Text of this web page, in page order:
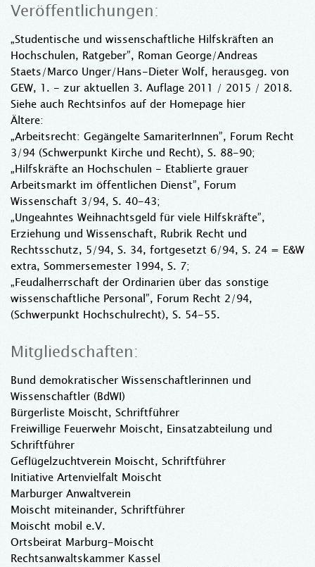
Veröffentlichungen:
„Studentische und wissenschaftliche Hilfskräften an
Hochschulen, Ratgeber”, Roman George/Andreas
Staets/Marco Unger/Hans-Dieter Wolf, herausgeg. von
GEW, 1. - zur aktuellen 3. Auflage 2011 / 2015 / 2018.
Siehe auch Rechtsinfos auf der Homepage hier
Ältere:
„Arbeitsrecht: Gegängelte SamariterInnen”, Forum Recht
3/94 (Schwerpunkt Kirche und Recht), S. 88-90;
„Hilfskräfte an Hochschulen - Etablierte grauer
Arbeitsmarkt im öffentlichen Dienst”, Forum
Wissenschaft 3/94, S. 40-43;
„Ungeahntes Weihnachtsgeld für viele Hilfskräfte”,
Erziehung und Wissenschaft, Rubrik Recht und
Rechtsschutz, 5/94, S. 34, fortgesetzt 6/94, S. 24 = E&W
extra, Sommersemester 1994, S. 7;
„Feudalherrschaft der Ordinarien über das sonstige
wissenschaftliche Personal”, Forum Recht 2/94,
(Schwerpunkt Hochschulrecht), S. 54-55.
Mitgliedschaften:
Bund demokratischer Wissenschaftlerinnen und
Wissenschaftler (BdWI)
Bürgerliste Moischt, Schriftführer
Freiwillige Feuerwehr Moischt, Einsatzabteilung und
Schriftführer
Geflügelzuchtverein Moischt, Schriftführer
Initiative Artenvielfalt Moischt
Marburger Anwaltverein
Moischt miteinander, Schriftführer
Moischt mobil e.V.
Ortsbeirat Marburg-Moischt
Rechtsanwaltskammer Kassel